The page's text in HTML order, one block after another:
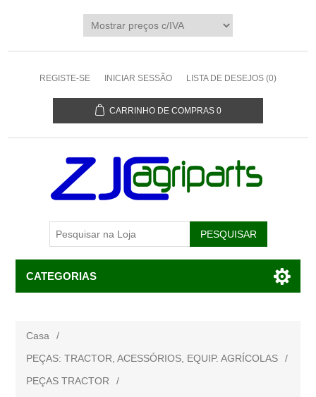
REGISTE-SE INICIAR SESSÃO LISTA DE DESEJOS (0)
CARRINHO DE COMPRAS 0
CATEGORIAS
Casa
/
PEÇAS: TRACTOR, ACESSÓRIOS, EQUIP. AGRÍCOLAS
/
PEÇAS TRACTOR
/